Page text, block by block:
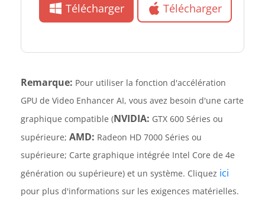
Télécharger Télécharger
Remarque: Pour utiliser la fonction d'accélération
GPU de Video Enhancer AI, vous avez besoin d'une carte
graphique compatible (NVIDIA: GTX 600 Séries ou
supérieure; AMD: Radeon HD 7000 Séries ou
supérieure; Carte graphique intégrée Intel Core de 4e
génération ou supérieure) et un système. Cliquez ici
pour plus d'informations sur les exigences matérielles.